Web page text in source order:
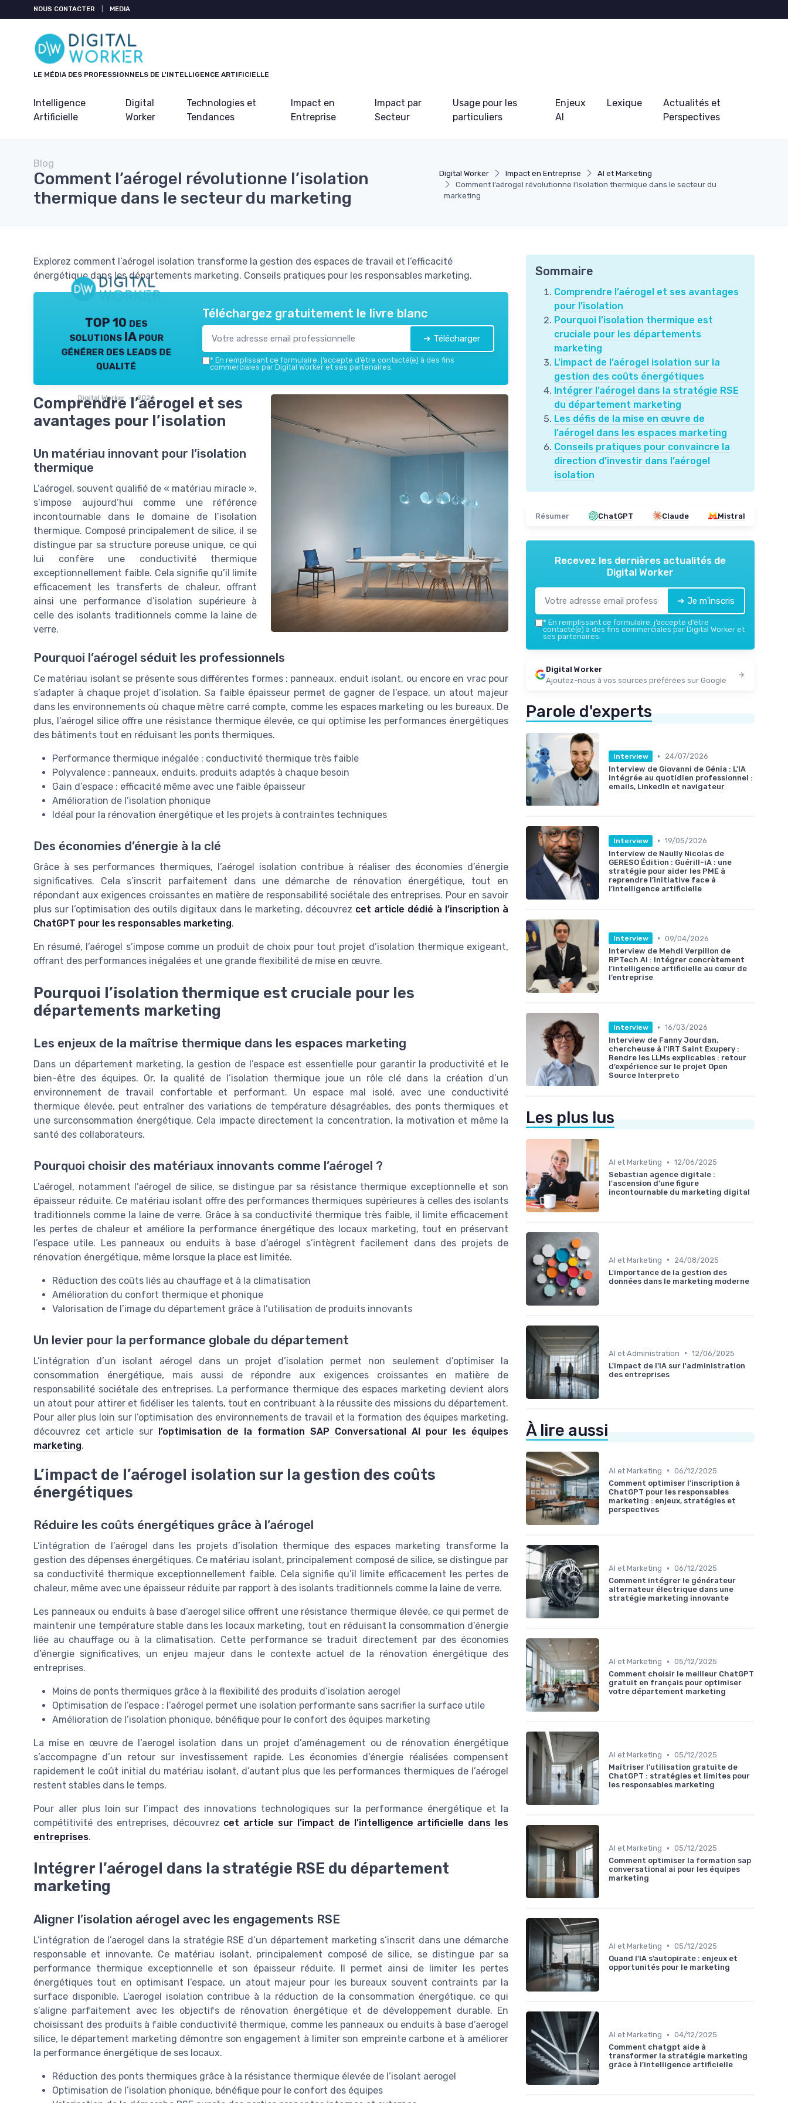
NOUS CONTACTER MEDIA
LE MÉDIA DES PROFESSIONNELS DE L'INTELLIGENCE ARTIFICIELLE
Intelligence
Artificielle
Digital
Worker
Technologies et
Tendances
Impact en
Entreprise
Impact par
Secteur
Usage pour les
particuliers
Enjeux
AI
Lexique
Actualités et
Perspectives
Digital Worker Impact en Entreprise
AI et Marketing
Comment l’aérogel révolutionne l’isolation thermique dans le secteur du
marketing
Blog
Comment l’aérogel révolutionne l’isolation
thermique dans le secteur du marketing
Explorez comment l’aérogel isolation transforme la gestion des espaces de travail et l’efficacité
énergétique dans les départements marketing. Conseils pratiques pour les responsables marketing.
TOP 10 des
solutions IA pour
générer des leads de
qualité
Digital Worker — 2026
Téléchargez gratuitement le livre blanc
➔ Télécharger
* En remplissant ce formulaire, j’accepte d’être contacté(e) à des fins
commerciales par Digital Worker et ses partenaires.
Comprendre l’aérogel et ses
avantages pour l’isolation
Un matériau innovant pour l’isolation
thermique
L’aérogel, souvent qualifié de « matériau miracle »,
s’impose aujourd’hui comme une référence
incontournable dans le domaine de l’isolation
thermique. Composé principalement de silice, il se
distingue par sa structure poreuse unique, ce qui
lui confère une conductivité thermique
exceptionnellement faible. Cela signifie qu’il limite
efficacement les transferts de chaleur, offrant
ainsi une performance d’isolation supérieure à
celle des isolants traditionnels comme la laine de
verre.
Pourquoi l’aérogel séduit les professionnels
Ce matériau isolant se présente sous différentes formes : panneaux, enduit isolant, ou encore en vrac pour
s’adapter à chaque projet d’isolation. Sa faible épaisseur permet de gagner de l’espace, un atout majeur
dans les environnements où chaque mètre carré compte, comme les espaces marketing ou les bureaux. De
plus, l’aérogel silice offre une résistance thermique élevée, ce qui optimise les performances énergétiques
des bâtiments tout en réduisant les ponts thermiques.
Performance thermique inégalée : conductivité thermique très faible
Polyvalence : panneaux, enduits, produits adaptés à chaque besoin
Gain d’espace : efficacité même avec une faible épaisseur
Amélioration de l’isolation phonique
Idéal pour la rénovation énergétique et les projets à contraintes techniques
Des économies d’énergie à la clé
Grâce à ses performances thermiques, l’aérogel isolation contribue à réaliser des économies d’énergie
significatives. Cela s’inscrit parfaitement dans une démarche de rénovation énergétique, tout en
répondant aux exigences croissantes en matière de responsabilité sociétale des entreprises. Pour en savoir
plus sur l’optimisation des outils digitaux dans le marketing, découvrez cet article dédié à l’inscription à
ChatGPT pour les responsables marketing.
En résumé, l’aérogel s’impose comme un produit de choix pour tout projet d’isolation thermique exigeant,
offrant des performances inégalées et une grande flexibilité de mise en œuvre.
Pourquoi l’isolation thermique est cruciale pour les
départements marketing
Les enjeux de la maîtrise thermique dans les espaces marketing
Dans un département marketing, la gestion de l’espace est essentielle pour garantir la productivité et le
bien-être des équipes. Or, la qualité de l’isolation thermique joue un rôle clé dans la création d’un
environnement de travail confortable et performant. Un espace mal isolé, avec une conductivité
thermique élevée, peut entraîner des variations de température désagréables, des ponts thermiques et
une surconsommation énergétique. Cela impacte directement la concentration, la motivation et même la
santé des collaborateurs.
Pourquoi choisir des matériaux innovants comme l’aérogel ?
L’aérogel, notamment l’aérogel de silice, se distingue par sa résistance thermique exceptionnelle et son
épaisseur réduite. Ce matériau isolant offre des performances thermiques supérieures à celles des isolants
traditionnels comme la laine de verre. Grâce à sa conductivité thermique très faible, il limite efficacement
les pertes de chaleur et améliore la performance énergétique des locaux marketing, tout en préservant
l’espace utile. Les panneaux ou enduits à base d’aérogel s’intègrent facilement dans des projets de
rénovation énergétique, même lorsque la place est limitée.
Réduction des coûts liés au chauffage et à la climatisation
Amélioration du confort thermique et phonique
Valorisation de l’image du département grâce à l’utilisation de produits innovants
Un levier pour la performance globale du département
L’intégration d’un isolant aérogel dans un projet d’isolation permet non seulement d’optimiser la
consommation énergétique, mais aussi de répondre aux exigences croissantes en matière de
responsabilité sociétale des entreprises. La performance thermique des espaces marketing devient alors
un atout pour attirer et fidéliser les talents, tout en contribuant à la réussite des missions du département.
Pour aller plus loin sur l’optimisation des environnements de travail et la formation des équipes marketing,
découvrez cet article sur l’optimisation de la formation SAP Conversational AI pour les équipes
marketing.
L’impact de l’aérogel isolation sur la gestion des coûts
énergétiques
Réduire les coûts énergétiques grâce à l’aérogel
L’intégration de l’aérogel dans les projets d’isolation thermique des espaces marketing transforme la
gestion des dépenses énergétiques. Ce matériau isolant, principalement composé de silice, se distingue par
sa conductivité thermique exceptionnellement faible. Cela signifie qu’il limite efficacement les pertes de
chaleur, même avec une épaisseur réduite par rapport à des isolants traditionnels comme la laine de verre.
Les panneaux ou enduits à base d’aerogel silice offrent une résistance thermique élevée, ce qui permet de
maintenir une température stable dans les locaux marketing, tout en réduisant la consommation d’énergie
liée au chauffage ou à la climatisation. Cette performance se traduit directement par des économies
d’énergie significatives, un enjeu majeur dans le contexte actuel de la rénovation énergétique des
entreprises.
Moins de ponts thermiques grâce à la flexibilité des produits d’isolation aerogel
Optimisation de l’espace : l’aérogel permet une isolation performante sans sacrifier la surface utile
Amélioration de l’isolation phonique, bénéfique pour le confort des équipes marketing
La mise en œuvre de l’aerogel isolation dans un projet d’aménagement ou de rénovation énergétique
s’accompagne d’un retour sur investissement rapide. Les économies d’énergie réalisées compensent
rapidement le coût initial du matériau isolant, d’autant plus que les performances thermiques de l’aérogel
restent stables dans le temps.
Pour aller plus loin sur l’impact des innovations technologiques sur la performance énergétique et la
compétitivité des entreprises, découvrez cet article sur l’impact de l’intelligence artificielle dans les
entreprises.
Intégrer l’aérogel dans la stratégie RSE du département
marketing
Aligner l’isolation aérogel avec les engagements RSE
L’intégration de l’aerogel dans la stratégie RSE d’un département marketing s’inscrit dans une démarche
responsable et innovante. Ce matériau isolant, principalement composé de silice, se distingue par sa
performance thermique exceptionnelle et son épaisseur réduite. Il permet ainsi de limiter les pertes
énergétiques tout en optimisant l’espace, un atout majeur pour les bureaux souvent contraints par la
surface disponible. L’aerogel isolation contribue à la réduction de la consommation énergétique, ce qui
s’aligne parfaitement avec les objectifs de rénovation énergétique et de développement durable. En
choisissant des produits à faible conductivité thermique, comme les panneaux ou enduits à base d’aerogel
silice, le département marketing démontre son engagement à limiter son empreinte carbone et à améliorer
la performance énergétique de ses locaux.
Réduction des ponts thermiques grâce à la résistance thermique élevée de l’isolant aerogel
Optimisation de l’isolation phonique, bénéfique pour le confort des équipes
Sommaire
Comprendre l’aérogel et ses avantages
pour l’isolation
Pourquoi l’isolation thermique est
cruciale pour les départements
marketing
L’impact de l’aérogel isolation sur la
gestion des coûts énergétiques
Intégrer l’aérogel dans la stratégie RSE
du département marketing
Les défis de la mise en œuvre de
l’aérogel dans les espaces marketing
Conseils pratiques pour convaincre la
direction d’investir dans l’aérogel
isolation
Résumer ChatGPT Claude Mistral
Recevez les dernières actualités de
Digital Worker
➔ Je m'inscris
* En remplissant ce formulaire, j’accepte d’être
contacté(e) à des fins commerciales par Digital Worker et
ses partenaires.
Digital Worker
Ajoutez-nous à vos sources préférées sur Google
Parole d'experts
Interview •
24/07/2026
Interview de Giovanni de Génia : L’IA
intégrée au quotidien professionnel :
emails, LinkedIn et navigateur
Interview • 19/05/2026
Interview de Naully Nicolas de
GERESO Édition : Guérill-iA : une
stratégie pour aider les PME à
reprendre l’initiative face à
l’intelligence artificielle
Interview • 09/04/2026
Interview de Mehdi Verpillon de
RPTech AI : Intégrer concrètement
l’intelligence artificielle au cœur de
l’entreprise
Interview • 16/03/2026
Interview de Fanny Jourdan,
chercheuse à l'IRT Saint Exupery :
Rendre les LLMs explicables : retour
d’expérience sur le projet Open
Source Interpreto
Les plus lus
AI et Marketing • 12/06/2025
Sebastian agence digitale :
l'ascension d'une figure
incontournable du marketing digital
AI et Marketing •
24/08/2025
L'importance de la gestion des
données dans le marketing moderne
AI et Administration • 12/06/2025
L'impact de l'IA sur l'administration
des entreprises
À lire aussi
AI et Marketing • 06/12/2025
Comment optimiser l'inscription à
ChatGPT pour les responsables
marketing : enjeux, stratégies et
perspectives
AI et Marketing • 06/12/2025
Comment intégrer le générateur
alternateur électrique dans une
stratégie marketing innovante
AI et Marketing • 05/12/2025
Comment choisir le meilleur ChatGPT
gratuit en français pour optimiser
votre département marketing
AI et Marketing • 05/12/2025
Maîtriser l’utilisation gratuite de
ChatGPT : stratégies et limites pour
les responsables marketing
AI et Marketing • 05/12/2025
Comment optimiser la formation sap
conversational ai pour les équipes
marketing
AI et Marketing • 05/12/2025
Quand l’IA s’autopirate : enjeux et
opportunités pour le marketing
AI et Marketing • 04/12/2025
Comment chatgpt aide à
transformer la stratégie marketing
grâce à l’intelligence artificielle
Panneau de gestion des cookies